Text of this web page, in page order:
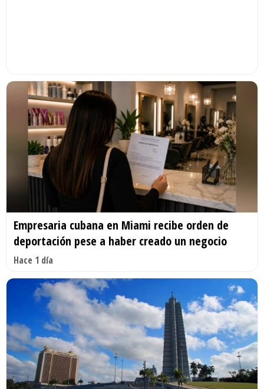
Empresaria cubana en Miami recibe orden de
deportación pese a haber creado un negocio
Hace 1 día